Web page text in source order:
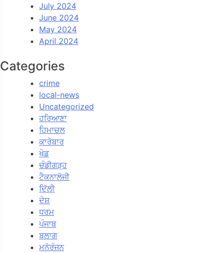
July 2024
June 2024
May 2024
April 2024
Categories
crime
local-news
Uncategorized
ਹਰਿਆਣਾ
ਹਿਮਾਚਲ
ਕਾਰੋਬਾਰ
ਖੇਡ
ਚੰਡੀਗੜ੍ਹ
ਟੈਕਨਾਲੋਜੀ
ਦਿੱਲੀ
ਦੇਸ਼
ਧਰਮ
ਪੰਜਾਬ
ਬਲਾਗ
ਮਨੋਰੰਜਨ